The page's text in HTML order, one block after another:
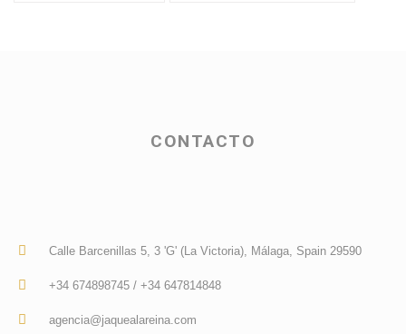
CONTACTO
Calle Barcenillas 5, 3 'G' (La Victoria), Málaga, Spain 29590
+34 674898745 / +34 647814848
agencia@jaquealareina.com